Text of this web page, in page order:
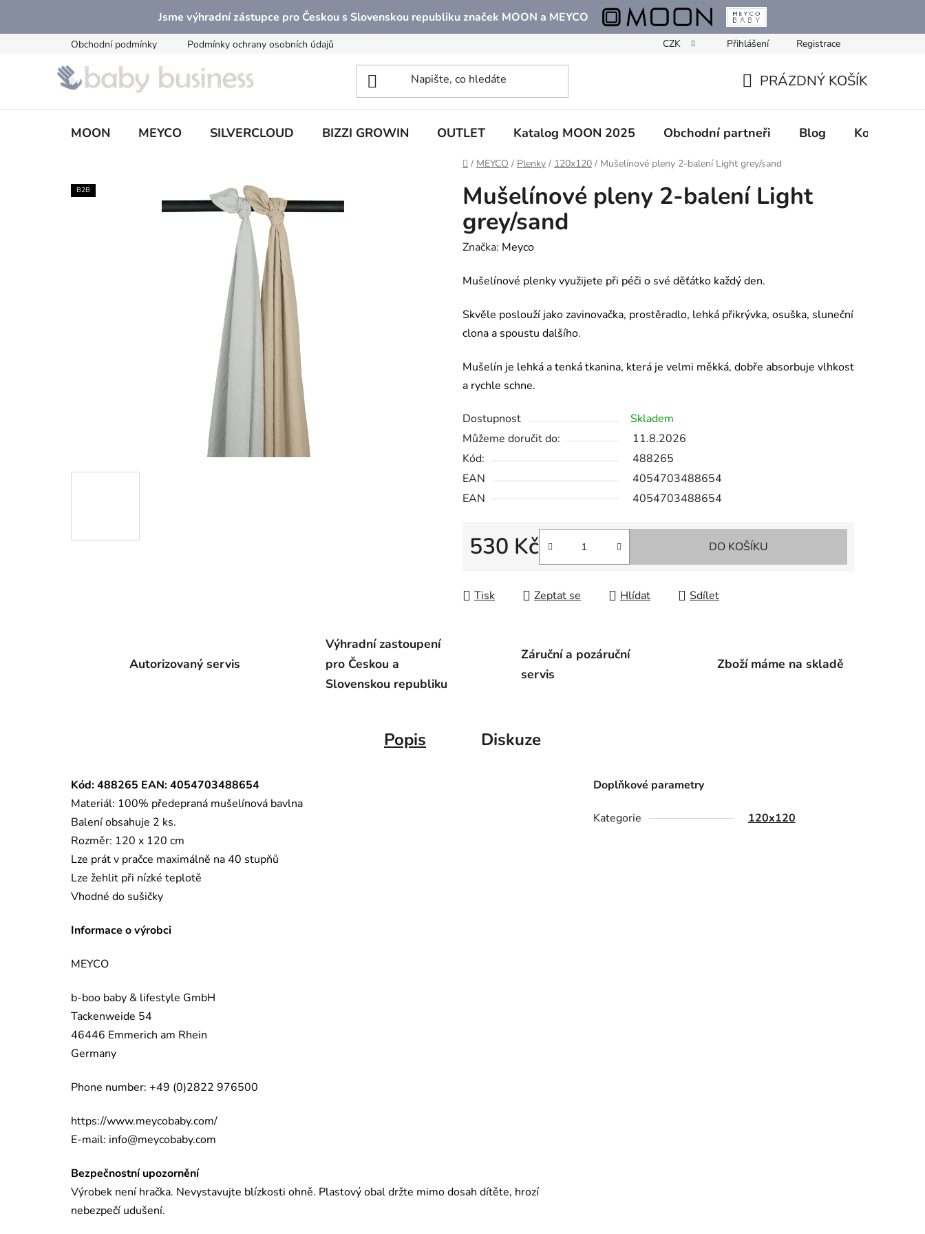
obsah
Jsme výhradní zástupce pro Českou s Slovenskou republiku značek MOON a MEYCO
Obchodní podmínky Podmínky ochrany osobních údajů CZK Přihlášení Registrace
KOŠÍK
PRÁZDNÝ KOŠÍK
MOON MEYCO SILVERCLOUD BIZZI GROWIN OUTLET Katalog MOON 2025 Obchodní partneři Blog Kontakty
Domů
/ MEYCO / Plenky / 120x120 / Mušelínové pleny 2-balení Light grey/sand
Mušelínové pleny 2-balení Light
grey/sand
Značka: Meyco
Mušelínové plenky využijete při péči o své děťátko každý den.
Skvěle poslouží jako zavinovačka, prostěradlo, lehká přikrývka, osuška, sluneční
clona a spoustu dalšího.
Mušelín je lehká a tenká tkanina, která je velmi měkká, dobře absorbuje vlhkost
a rychle schne.
Dostupnost
Skladem
Můžeme doručit do:
11.8.2026
Kód:
488265
EAN
4054703488654
EAN
4054703488654
530 Kč DO KOŠÍKU
Tisk Zeptat se Hlídat Sdílet
B2B
Autorizovaný servis
Výhradní zastoupení
pro Českou a
Slovenskou republiku
Záruční a pozáruční
servis
Zboží máme na skladě
Popis Diskuze
Kód: 488265 EAN: 4054703488654
Materiál: 100% předepraná mušelínová bavlna
Balení obsahuje 2 ks.
Rozměr: 120 x 120 cm
Lze prát v pračce maximálně na 40 stupňů
Lze žehlit při nízké teplotě
Vhodné do sušičky
Informace o výrobci
MEYCO
b-boo baby & lifestyle GmbH
Tackenweide 54
46446 Emmerich am Rhein
Germany
Phone number: +49 (0)2822 976500
https://www.meycobaby.com/
E-mail: info@meycobaby.com
Bezpečnostní upozornění
Výrobek není hračka. Nevystavujte blízkosti ohně. Plastový obal držte mimo dosah dítěte, hrozí
nebezpečí udušení.
Doplňkové parametry
Kategorie 120x120